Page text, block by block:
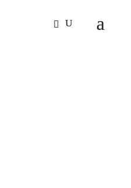
Lépcsők 45°
/ Lépcső